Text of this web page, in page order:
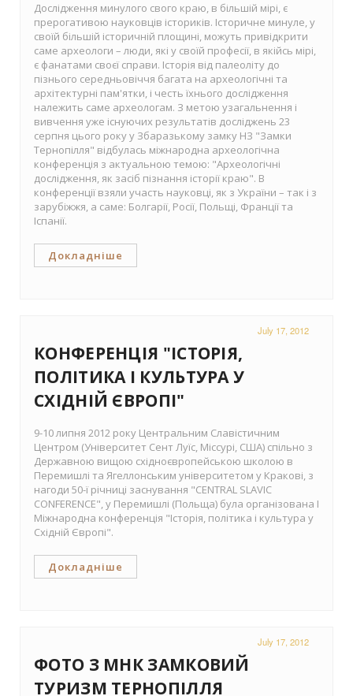
Дослідження минулого свого краю, в більшій мірі, є
прерогативою науковців істориків. Історичне минуле, у
своїй більшій історичній площині, можуть привідкрити
саме археологи – люди, які у своїй професії, в якійсь мірі,
є фанатами своєї справи. Історія від палеоліту до
пізнього середньовіччя багата на археологічні та
архітектурні пам'ятки, і честь їхнього дослідження
належить саме археологам. З метою узагальнення і
вивчення уже існуючих результатів досліджень 23
серпня цього року у Збаразькому замку НЗ "Замки
Тернопілля" відбулась міжнародна археологічна
конференція з актуальною темою: "Археологічні
дослідження, як засіб пізнання історії краю". В
конференції взяли участь науковці, як з України – так і з
зарубіжжя, а саме: Болгарії, Росії, Польщі, Франції та
Іспанії.
Докладніше
July 17, 2012
КОНФЕРЕНЦІЯ "ІСТОРІЯ,
ПОЛІТИКА І КУЛЬТУРА У
СХІДНІЙ ЄВРОПІ"
9-10 липня 2012 року Центральним Славістичним
Центром (Університет Сент Луїс, Міссурі, США) спільно з
Державною вищою східноєвропейською школою в
Перемишлі та Ягеллонським університетом у Кракові, з
нагоди 50-ї річниці заснування "CENTRAL SLAVIC
CONFERENCE", у Перемишлі (Польща) була організована І
Міжнародна конференція "Історія, політика і культура у
Східній Європі".
Докладніше
July 17, 2012
ФОТО З МНК ЗАМКОВИЙ
ТУРИЗМ ТЕРНОПІЛЛЯ